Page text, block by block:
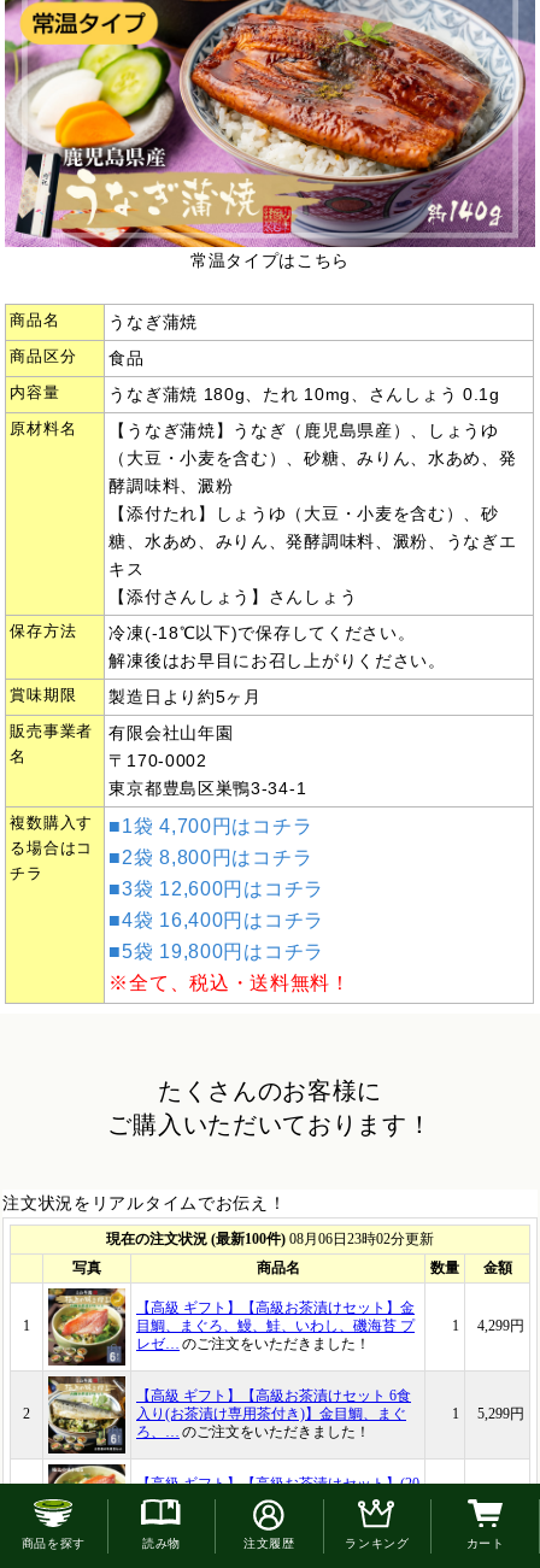
常温タイプはこちら
商品名 うなぎ蒲焼
商品区分 食品
内容量 うなぎ蒲焼 180g、たれ 10mg、さんしょう 0.1g
原材料名
【うなぎ蒲焼】うなぎ（鹿児島県産）、しょうゆ
（大豆・小麦を含む）、砂糖、みりん、水あめ、発
酵調味料、澱粉
【添付たれ】しょうゆ（大豆・小麦を含む）、砂
糖、水あめ、みりん、発酵調味料、澱粉、うなぎエ
キス
【添付さんしょう】さんしょう
保存方法
冷凍(-18℃以下)で保存してください。
解凍後はお早目にお召し上がりください。
賞味期限 製造日より約5ヶ月
販売事業者
名
有限会社山年園
〒170-0002
東京都豊島区巣鴨3-34-1
複数購入す
る場合はコ
チラ
■1袋 4,700円はコチラ
■2袋 8,800円はコチラ
■3袋 12,600円はコチラ
■4袋 16,400円はコチラ
■5袋 19,800円はコチラ
※全て、税込・送料無料！
たくさんのお客様に
ご購入いただいております！
注文状況をリアルタイムでお伝え！
お電話でのご注文はこちら
商品を探す 読み物 注文履歴 ランキング カート